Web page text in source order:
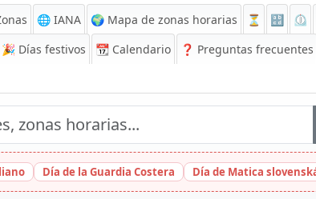
🌐 IANA 🌍 Mapa de zonas horarias ⏳ 🔡 ⏲️
🎉 Días festivos 📆 Calendario ❓ Preguntas frecuentes
Día de la Guardia Costera Día de Matica